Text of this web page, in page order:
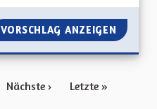
VORSCHLAG ANZEIGEN
Nächste › Letzte »